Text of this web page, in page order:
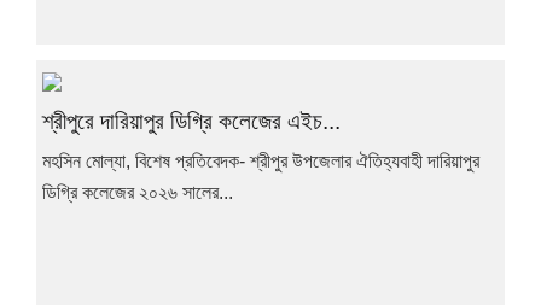
শ্রীপুরে দারিয়াপুর ডিগ্রি কলেজের এইচ...
মহসিন মোল্যা, বিশেষ প্রতিবেদক- শ্রীপুর উপজেলার ঐতিহ্যবাহী দারিয়াপুর
ডিগ্রি কলেজের ২০২৬ সালের...